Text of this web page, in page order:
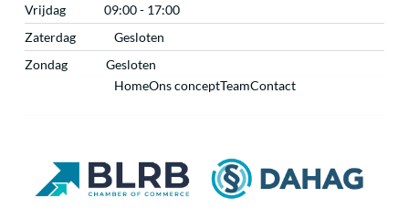
Vrijdag
09:00 - 17:00
Zaterdag
Gesloten
Zondag
Gesloten
HomeOns conceptTeamContact